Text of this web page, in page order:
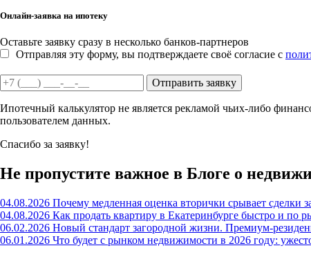
Онлайн-заявка на ипотеку
Оставьте заявку сразу в несколько банков-партнеров
Отправляя эту форму, вы подтверждаете своё согласие с
Отправить заявку
Ипотечный калькулятор не является рекламой чьих-либо
пользователем данных.
Спасибо за заявку!
Не пропустите важное в Блоге о
04.08.2026 Почему медленная оценка вторички срывает сделки
04.08.2026 Как продать квартиру в Екатеринбурге быстро и по
06.02.2026 Новый стандарт загородной жизни. Премиум-
06.01.2026 Что будет с рынком недвижимости в 2026 году: